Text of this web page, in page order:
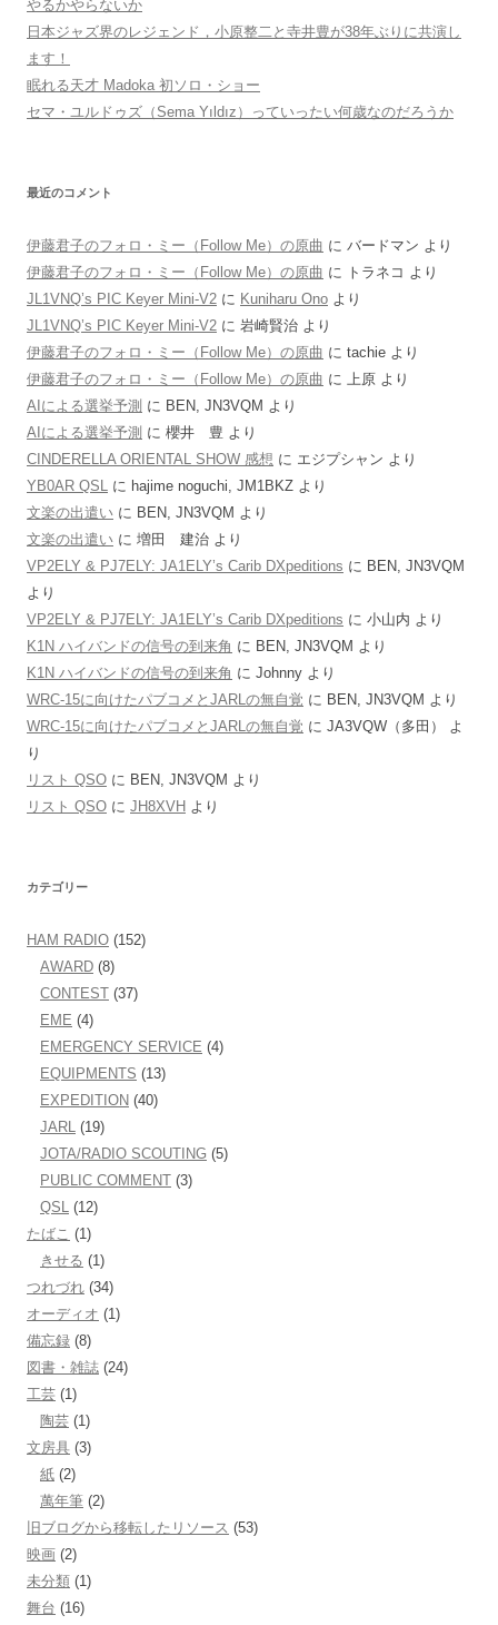
やるかやらないか
日本ジャズ界のレジェンド，小原整二と寺井豊が38年ぶりに共演し
ます！
眠れる天才 Madoka 初ソロ・ショー
セマ・ユルドゥズ（Sema Yıldız）っていったい何歳なのだろうか
最近のコメント
伊藤君子のフォロ・ミー（Follow Me）の原曲 に バードマン より
伊藤君子のフォロ・ミー（Follow Me）の原曲 に トラネコ より
JL1VNQ’s PIC Keyer Mini-V2 に Kuniharu Ono より
JL1VNQ’s PIC Keyer Mini-V2 に 岩崎賢治 より
伊藤君子のフォロ・ミー（Follow Me）の原曲 に tachie より
伊藤君子のフォロ・ミー（Follow Me）の原曲 に 上原 より
AIによる選挙予測 に BEN, JN3VQM より
AIによる選挙予測 に 櫻井 豊 より
CINDERELLA ORIENTAL SHOW 感想 に エジプシャン より
YB0AR QSL に hajime noguchi, JM1BKZ より
文楽の出遣い に BEN, JN3VQM より
文楽の出遣い に 増田 建治 より
VP2ELY & PJ7ELY: JA1ELY’s Carib DXpeditions に BEN, JN3VQM
より
VP2ELY & PJ7ELY: JA1ELY’s Carib DXpeditions に 小山内 より
K1N ハイバンドの信号の到来角 に BEN, JN3VQM より
K1N ハイバンドの信号の到来角 に Johnny より
WRC-15に向けたパブコメとJARLの無自覚 に BEN, JN3VQM より
WRC-15に向けたパブコメとJARLの無自覚 に JA3VQW（多田）
よ
り
リスト QSO に BEN, JN3VQM より
リスト QSO に JH8XVH より
カテゴリー
HAM RADIO (152)
AWARD (8)
CONTEST (37)
EME (4)
EMERGENCY SERVICE (4)
EQUIPMENTS (13)
EXPEDITION (40)
JARL (19)
JOTA/RADIO SCOUTING (5)
PUBLIC COMMENT (3)
QSL (12)
たばこ (1)
きせる (1)
つれづれ (34)
オーディオ (1)
備忘録 (8)
図書・雑誌 (24)
工芸 (1)
陶芸 (1)
文房具 (3)
紙 (2)
萬年筆 (2)
旧ブログから移転したリソース (53)
映画 (2)
未分類 (1)
舞台 (16)